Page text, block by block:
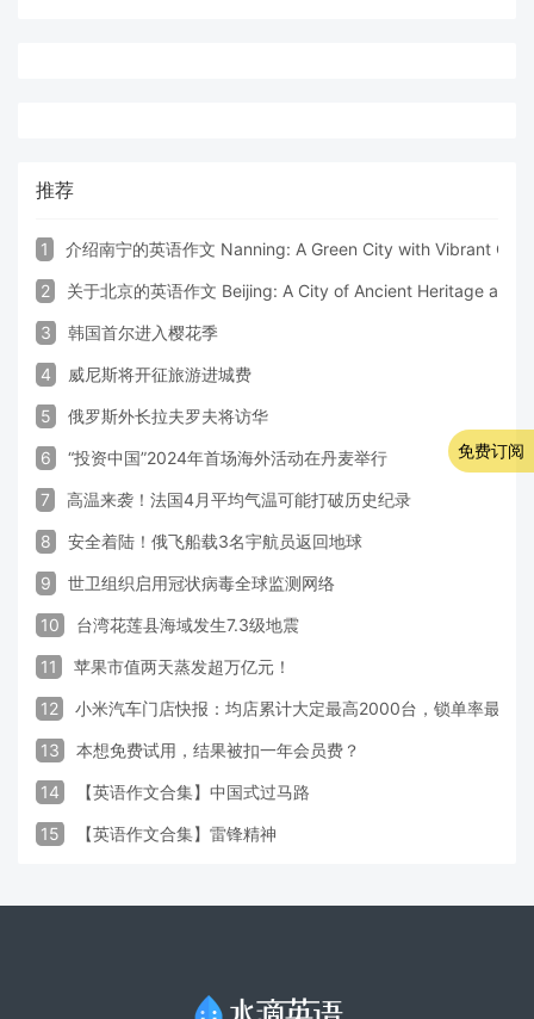
推荐
1 介绍南宁的英语作文 Nanning: A Green City with Vibrant
2 关于北京的英语作文 Beijing: A City of Ancient Heritage and
3 韩国首尔进入樱花季
4 威尼斯将开征旅游进城费
5 俄罗斯外长拉夫罗夫将访华
6 “投资中国”2024年首场海外活动在丹麦举行
7 高温来袭！法国4月平均气温可能打破历史纪录
8 安全着陆！俄飞船载3名宇航员返回地球
9 世卫组织启用冠状病毒全球监测网络
10 台湾花莲县海域发生7.3级地震
11 苹果市值两天蒸发超万亿元！
12 小米汽车门店快报：均店累计大定最高2000台，锁单率最高
13 本想免费试用，结果被扣一年会员费？
14 【英语作文合集】中国式过马路
15 【英语作文合集】雷锋精神
免费订阅